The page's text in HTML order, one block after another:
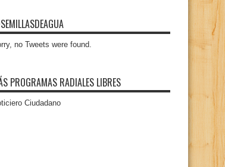
no Tweets were found.
PROGRAMAS RADIALES LIBRES
Ciudadano